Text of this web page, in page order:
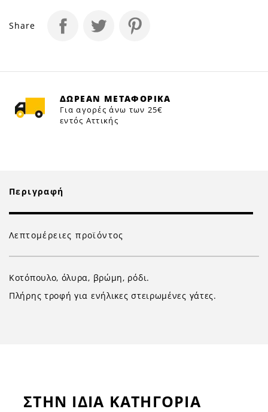
Share
ΔΩΡΕΑΝ ΜΕΤΑΦΟΡΙΚΑ
Για αγορές άνω των 25€
εντός Αττικής
Περιγραφή
Λεπτομέρειες προϊόντος
Κοτόπουλο, όλυρα, βρώμη, ρόδι.
Πλήρης τροφή για ενήλικες στειρωμένες γάτες.
ΣΤΗΝ ΙΔΙΑ ΚΑΤΗΓΟΡΙΑ